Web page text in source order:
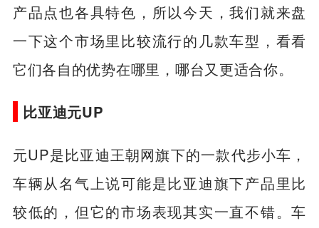
产品点也各具特色，所以今天，我们就来盘
一下这个市场里比较流行的几款车型，看看
它们各自的优势在哪里，哪台又更适合你。
比亚迪元UP
元UP是比亚迪王朝网旗下的一款代步小车，
车辆从名气上说可能是比亚迪旗下产品里比
较低的，但它的市场表现其实一直不错。车